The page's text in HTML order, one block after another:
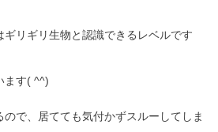
ギリギリ生物と認識できるレベルです
ます( ^^)
で、居てても気付かずスルーしてしま